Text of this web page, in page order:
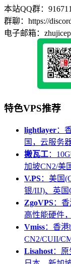
本站QQ群：
群聊：https://
电子邮箱：
特色VPS推荐
lightlayer：
国，云服务
搬瓦工：
加坡CN2/美
V.PS：美国
银/IIJ)、英
ZgoVPS：
高性能硬件
Vmiss：香
CN2/CUII/
Lisahost：